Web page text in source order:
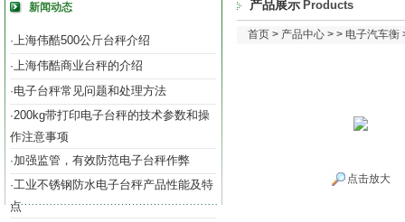
新闻动态
·上海伟酷500公斤台秤介绍
·上海伟酷商业台秤的介绍
·电子台秤常见问题和处理方法
·200kg带打印电子台秤的技术参数和操
作注意事项
·加强监管，有效防范电子台秤作弊
·工业不锈钢防水电子台秤产品性能及特
点
产品展示 Products
首页 > 产品中心 > > 电子汽车衡
点击放大